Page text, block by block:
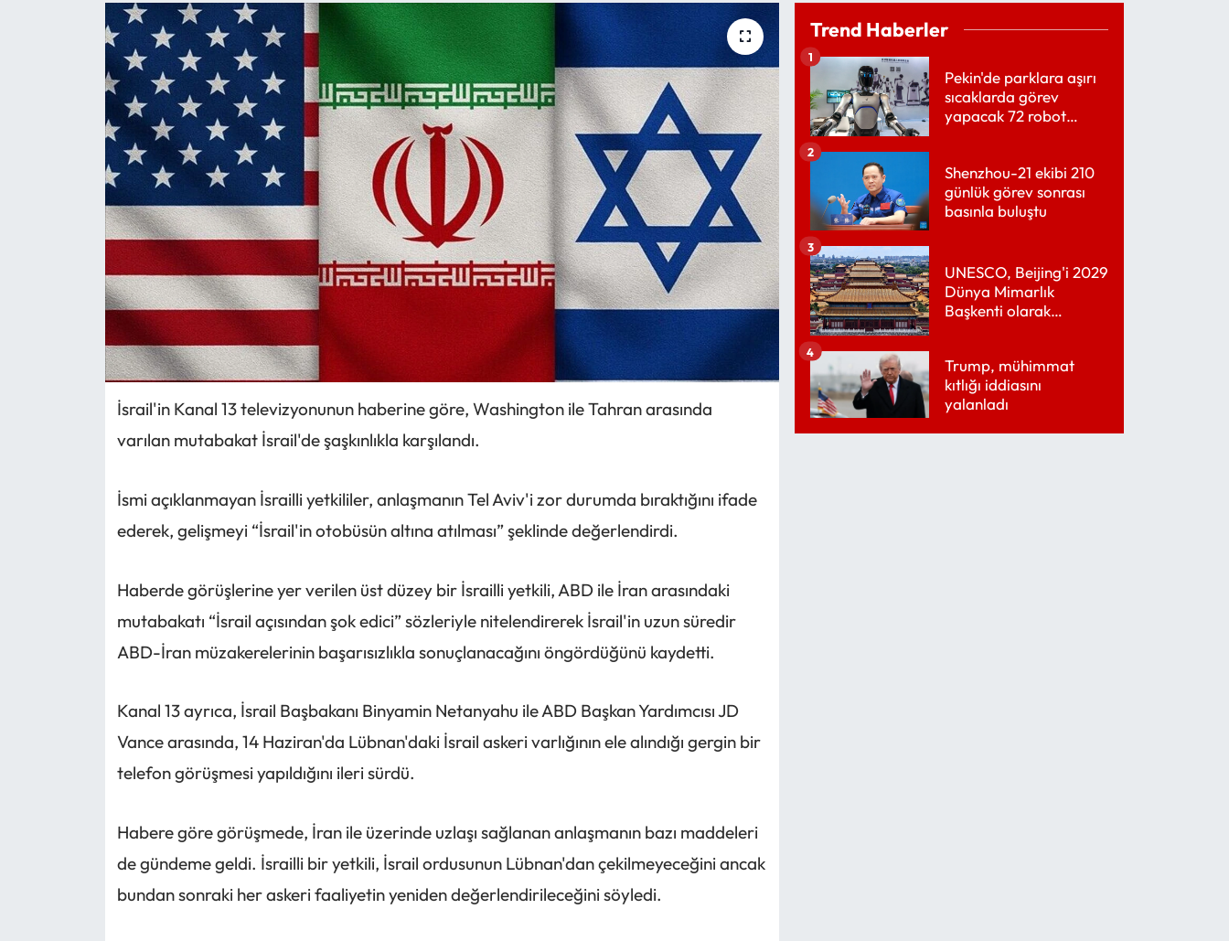
İsrail'in Kanal 13 televizyonunun haberine göre, Washington ile Tahran arasında
varılan mutabakat İsrail'de şaşkınlıkla karşılandı.
İsmi açıklanmayan İsrailli yetkililer, anlaşmanın Tel Aviv'i zor durumda bıraktığını ifade
ederek, gelişmeyi “İsrail'in otobüsün altına atılması” şeklinde değerlendirdi.
Haberde görüşlerine yer verilen üst düzey bir İsrailli yetkili, ABD ile İran arasındaki
mutabakatı “İsrail açısından şok edici” sözleriyle nitelendirerek İsrail'in uzun süredir
ABD-İran müzakerelerinin başarısızlıkla sonuçlanacağını öngördüğünü kaydetti.
Kanal 13 ayrıca, İsrail Başbakanı Binyamin Netanyahu ile ABD Başkan Yardımcısı JD
Vance arasında, 14 Haziran'da Lübnan'daki İsrail askeri varlığının ele alındığı gergin bir
telefon görüşmesi yapıldığını ileri sürdü.
Habere göre görüşmede, İran ile üzerinde uzlaşı sağlanan anlaşmanın bazı maddeleri
de gündeme geldi. İsrailli bir yetkili, İsrail ordusunun Lübnan'dan çekilmeyeceğini ancak
bundan sonraki her askeri faaliyetin yeniden değerlendirileceğini söyledi.
Trend Haberler
Pekin'de parklara aşırı
sıcaklarda görev
yapacak 72 robot
1
Shenzhou-21 ekibi 210
günlük görev sonrası
basınla buluştu
2
UNESCO, Beijing'i 2029
Dünya Mimarlık
Başkenti olarak
3
Trump, mühimmat
kıtlığı iddiasını
yalanladı
4